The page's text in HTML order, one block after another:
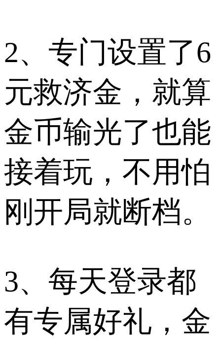
2、专门设置了6
元救济金，就算
金币输光了也能
接着玩，不用怕
刚开局就断档。
3、每天登录都
有专属好礼，金